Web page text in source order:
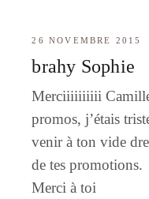
26 NOVEMBRE 2015
brahy Sophie
Merciiiiiiiiii
promos, j’étais
venir à ton vide
de tes promotions.
Merci à toi